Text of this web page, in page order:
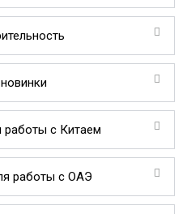
работы с Китаем
работы с ОАЭ